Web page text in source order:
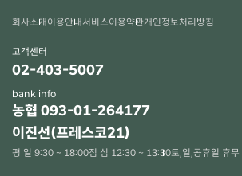
회사소개이용안내서비스이용약관개인정보처리방침
고객센터
02-403-5007
bank info
농협 093-01-264177
이진선(프레스코21)
평 일 9:30 ~ 18:00점 심 12:30 ~ 13:30토,일,공휴일 휴무